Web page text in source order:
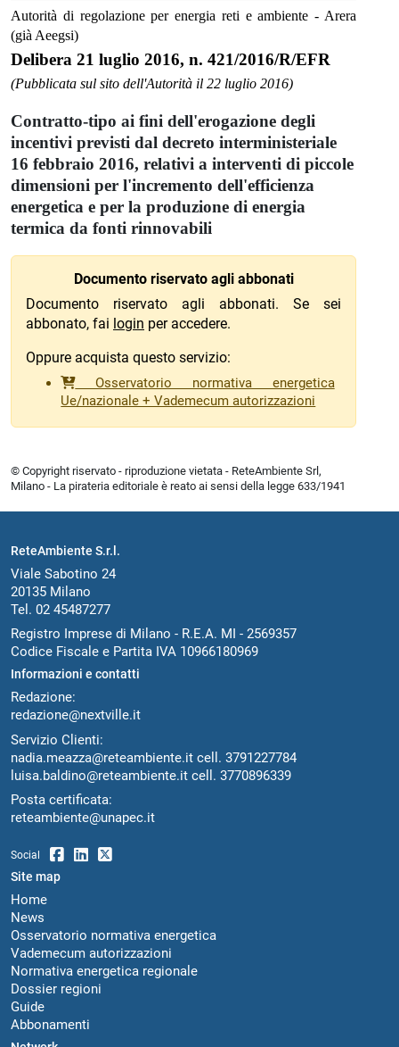
Autorità di regolazione per energia reti e ambiente - Arera
(già Aeegsi)
Delibera 21 luglio 2016, n. 421/2016/R/EFR
(Pubblicata sul sito dell'Autorità il 22 luglio 2016)
Contratto-tipo ai fini dell'erogazione degli
incentivi previsti dal decreto interministeriale
16 febbraio 2016, relativi a interventi di piccole
dimensioni per l'incremento dell'efficienza
energetica e per la produzione di energia
termica da fonti rinnovabili
Documento riservato agli abbonati
Documento riservato agli abbonati. Se sei
abbonato, fai login per accedere.
Oppure acquista questo servizio:
Osservatorio normativa energetica
Ue/nazionale + Vademecum autorizzazioni
© Copyright riservato - riproduzione vietata - ReteAmbiente Srl,
Milano - La pirateria editoriale è reato ai sensi della legge 633/1941
ReteAmbiente S.r.l.
Viale Sabotino 24
20135 Milano
Tel. 02 45487277
Registro Imprese di Milano - R.E.A. MI - 2569357
Codice Fiscale e Partita IVA 10966180969
Informazioni e contatti
Redazione:
redazione@nextville.it
Servizio Clienti:
nadia.meazza@reteambiente.it cell. 3791227784
luisa.baldino@reteambiente.it cell. 3770896339
Posta certificata:
reteambiente@unapec.it
Social
Site map
Home
News
Osservatorio normativa energetica
Vademecum autorizzazioni
Normativa energetica regionale
Dossier regioni
Guide
Abbonamenti